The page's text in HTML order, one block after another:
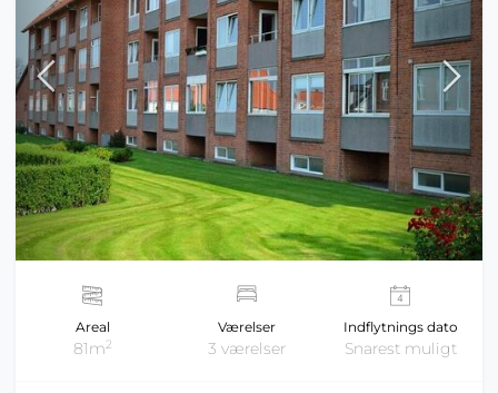
Areal
81m2
Værelser
3 værelser
Indflytnings dato
Snarest muligt